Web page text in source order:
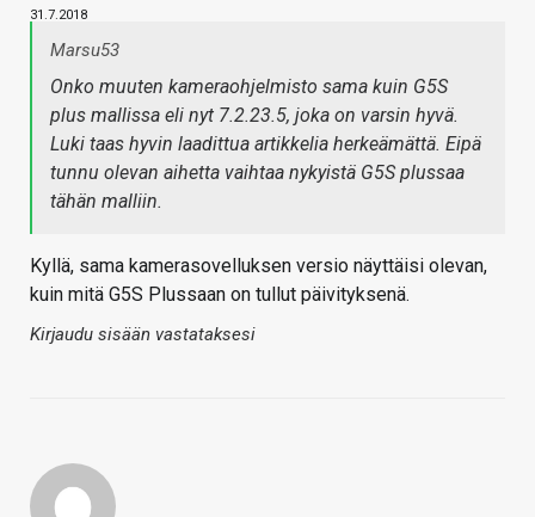
31.7.2018
Marsu53
Onko muuten kameraohjelmisto sama kuin G5S
plus mallissa eli nyt 7.2.23.5, joka on varsin hyvä.
Luki taas hyvin laadittua artikkelia herkeämättä. Eipä
tunnu olevan aihetta vaihtaa nykyistä G5S plussaa
tähän malliin.
Kyllä, sama kamerasovelluksen versio näyttäisi olevan,
kuin mitä G5S Plussaan on tullut päivityksenä.
Kirjaudu sisään vastataksesi